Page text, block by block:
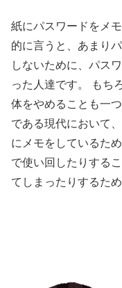
紙にパスワードをメ
的に言うと、あまり
しないために、パス
った人達です。 もち
体をやめることも一
である現代において
にメモをしているた
で使い回したりする
てしまったりするた